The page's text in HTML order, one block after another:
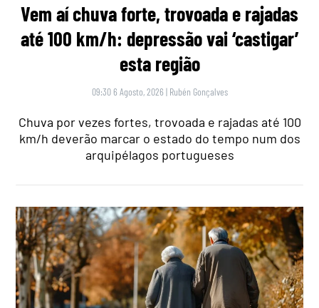
Vem aí chuva forte, trovoada e rajadas
até 100 km/h: depressão vai ‘castigar’
esta região
09:30 6 Agosto, 2026 | Rubén Gonçalves
Chuva por vezes fortes, trovoada e rajadas até 100
km/h deverão marcar o estado do tempo num dos
arquipélagos portugueses